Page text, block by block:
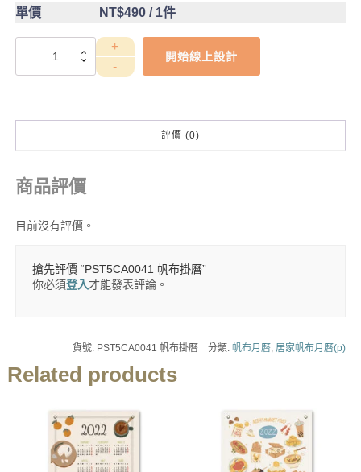
單價 NT$490/ 1件
PST5CA0041
開始線上設計
評價 (0)
商品評價
目前沒有評價。
搶先評價 “PST5CA0041 帆布掛曆”
你必須登入才能發表評論。
貨號: PST5CA0041 帆布掛曆 分類:帆布月曆 居家帆布月曆(p)
Related products